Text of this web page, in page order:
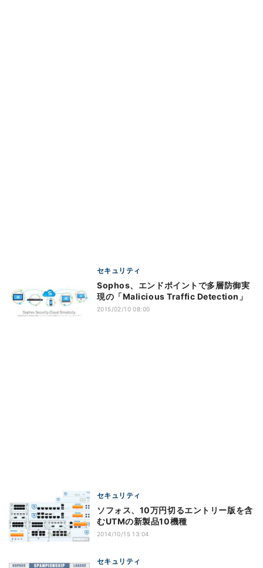
セキュリティ
Sophos、エンドポイントで多層防御実
現の「Malicious Traffic Detection」
2015/02/10 08:00
セキュリティ
ソフォス、10万円切るエントリー版を含
むUTMの新製品10機種
2014/10/15 13:04
セキュリティ